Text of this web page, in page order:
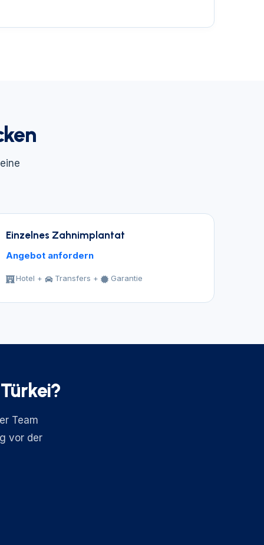
Einzelnes Zahnimplantat
Angebot anfordern
Hotel + Transfers + Garantie
Team
vor der